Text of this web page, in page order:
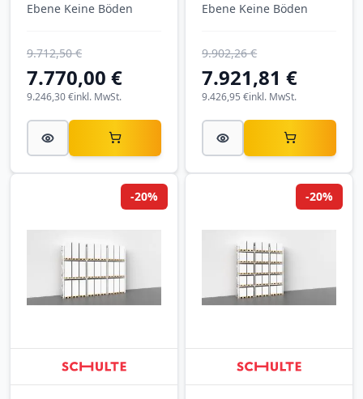
Ebene Keine Böden
7.770,00 €
9.712,50 €
inkl. MwSt.
9.246,30 €
Ebene Keine Böden
7.921,81 €
9.902,26 €
inkl. MwSt.
9.426,95 €
-20% -20%